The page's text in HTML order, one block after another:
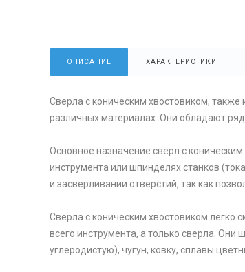
ОПИСАНИЕ ХАРАКТЕРИСТИКИ
Сверла с коническим хвостовиком,
различных материалах. Они обладают
Основное назначение сверл с
инструмента или шпинделях станков
и засверливании отверстий, так как
Сверла с коническим хвостовиком легко
всего инструмента, а только сверла.
углеродистую), чугун, ковку, сплавы